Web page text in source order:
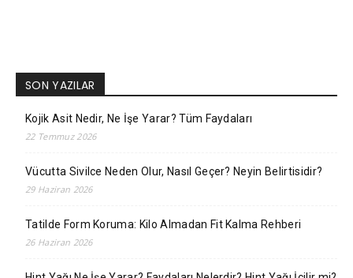
SON YAZILAR
Kojik Asit Nedir, Ne İşe Yarar? Tüm Faydaları
22 Temmuz 2026
Vücutta Sivilce Neden Olur, Nasıl Geçer? Neyin Belirtisidir?
29 Haziran 2026
Tatilde Form Koruma: Kilo Almadan Fit Kalma Rehberi
26 Haziran 2026